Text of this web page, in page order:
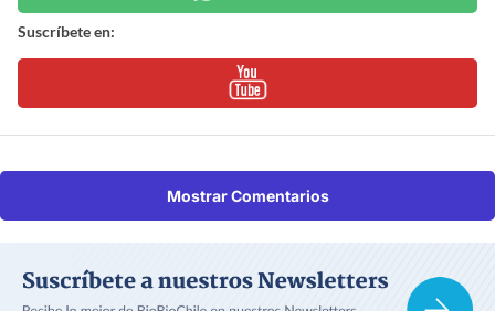
Suscríbete en:
Mostrar Comentarios